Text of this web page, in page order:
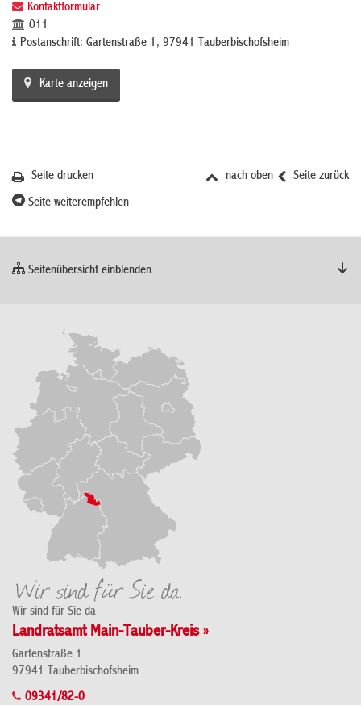
Kontaktformular
011
Postanschrift: Gartenstraße 1, 97941 Tauberbischofsheim
Karte anzeigen
Seite zurück
nach oben
Seite drucken
Seite weiterempfehlen
Seitenübersicht einblenden
Wir sind für Sie da
Landratsamt Main-Tauber-Kreis »
Gartenstraße 1
97941 Tauberbischofsheim
09341/82-0